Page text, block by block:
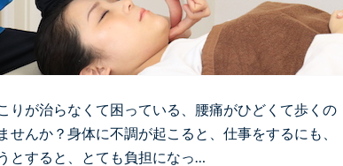
りが治らなくて困っている、腰痛がひどくて歩くの
んか？身体に不調が起こると、仕事をするにも、
とすると、とても負担になっ…